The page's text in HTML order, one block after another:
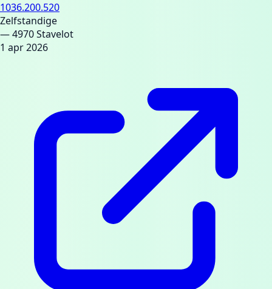
1036.200.520
Zelfstandige
— 4970 Stavelot
1 apr 2026